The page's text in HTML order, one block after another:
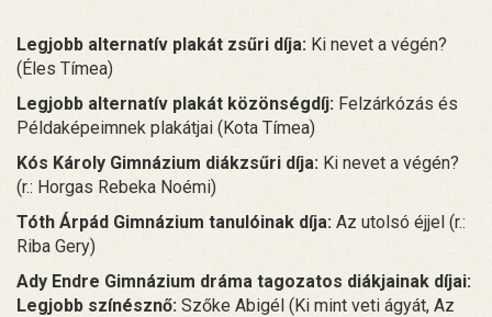
Legjobb alternatív plakát zsűri díja: Ki nevet a végén?
(Éles Tímea)
Legjobb alternatív plakát közönségdíj: Felzárkózás és
Példaképeimnek plakátjai (Kota Tímea)
Kós Károly Gimnázium diákzsűri díja: Ki nevet a végén?
(r.: Horgas Rebeka Noémi)
Tóth Árpád Gimnázium tanulóinak díja: Az utolsó éjjel (r.:
Riba Gery)
Ady Endre Gimnázium dráma tagozatos diákjainak díjai:
Legjobb színésznő: Szőke Abigél (Ki mint veti ágyát, Az